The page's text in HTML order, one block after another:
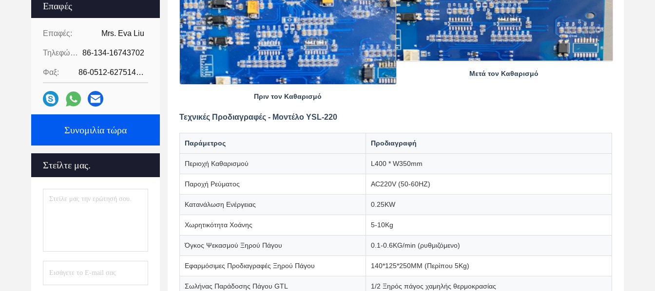
Επαφές
Επαφές: Mrs. Eva Liu
Τηλεφώνημα: 86-134-16743702
Φαξ: 86-0512-62751429
Συνομιλία τώρα
Στείλτε μας.
Πριν τον Καθαρισμό
Μετά τον Καθαρισμό
Τεχνικές Προδιαγραφές - Μοντέλο YSL-220
Παράμετρος Προδιαγραφή
Περιοχή Καθαρισμού L400 * W350mm
Παροχή Ρεύματος AC220V (50-60HZ)
Κατανάλωση Ενέργειας 0.25KW
Χωρητικότητα Χοάνης 5-10Kg
Όγκος Ψεκασμού Ξηρού Πάγου 0.1-0.6KG/min (ρυθμιζόμενο)
Εφαρμόσιμες Προδιαγραφές Ξηρού Πάγου 140*125*250MM (Περίπου 5Kg)
Σωλήνας Παράδοσης Πάγου GTL 1/2 Ξηρός πάγος χαμηλής θερμοκρασίας